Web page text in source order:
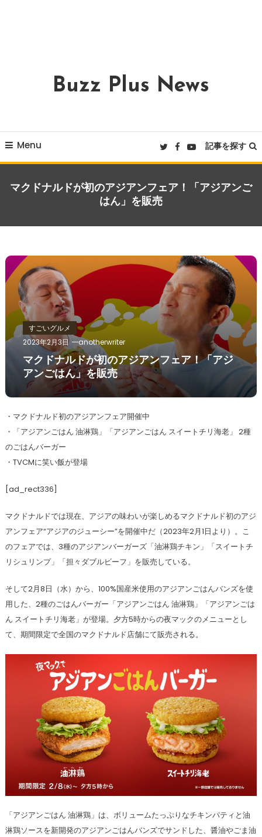
Buzz Plus News
Menu 記事を探す
マクドナルドが初のアジアンフェア！「アジアンご
はん」を販売
すごいグルメ
2023年2月3日
anotherwriter
マクドナルドが初のアジアンフェア！「アジ
アンごはん」を販売
・マクドナルド初のアジアンフェア開催中
・「アジアンごはん 油淋鶏」「アジアンごはん スイートチリ海老」 2種
のごはんバーガー
・TVCMに笑い飯が登場
[ad_rect336]
マクドナルドでは現在、アジアの味わいが楽しめるマクドナルド初のアジ
アンフェア“アジアのジューシー”を開催中だ（2023年2月1日より）。こ
のフェアでは、3種のアジアンバーガーズ「油淋鶏チキン」「スイートチ
リシュリンプ」「担々ダブルビーフ」を販売している。
そして2月8日（水）から、100%国産米使用のアジアンごはんバンズを使
用した、2種のごはんバーガー「アジアンごはん 油淋鶏」「アジアンごは
ん スイートチリ海老」が登場。夕方5時からの夜マックのメニューとし
て、期間限定で全国のマクドナルド店舗にて販売される。
「アジアンごはん 油淋鶏」は、ボリュームたっぷりなチキンパティと油
淋鶏ソースを新開発のアジアンごはんバンズでサンドした、醤油やごま油